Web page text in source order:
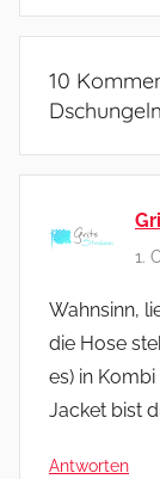
10
1.
Wahnsinn,
die Hose
es) in
Jacket bist
Antworten